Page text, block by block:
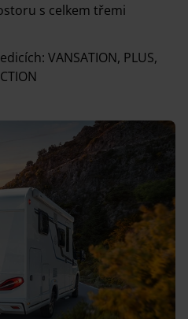
s celkem třemi
VANSATION, PLUS,